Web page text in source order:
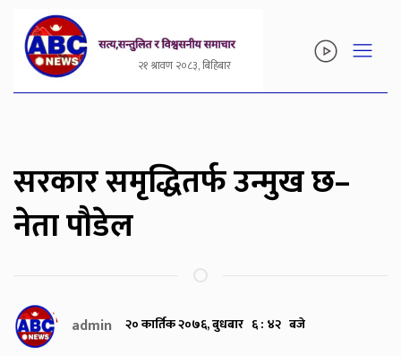
२१ श्रावण २०८३, बिहिबार
सरकार समृद्धितर्फ उन्मुख छ–
नेता पौडेल
admin २० कार्तिक २०७६, बुधबार ६ : ४२ बजे